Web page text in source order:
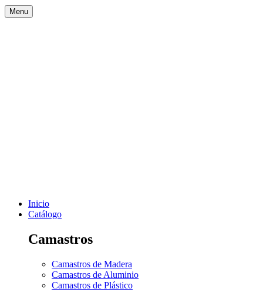
Menu
Inicio
Catálogo
Camastros
Camastros de Madera
Camastros de Aluminio
Camastros de Plástico